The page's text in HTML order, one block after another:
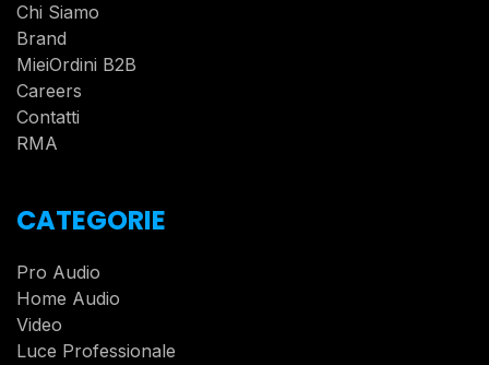
Chi Siamo
Brand
MieiOrdini B2B
Careers
Contatti
RMA
CATEGORIE
Pro Audio
Home Audio
Video
Luce Professionale